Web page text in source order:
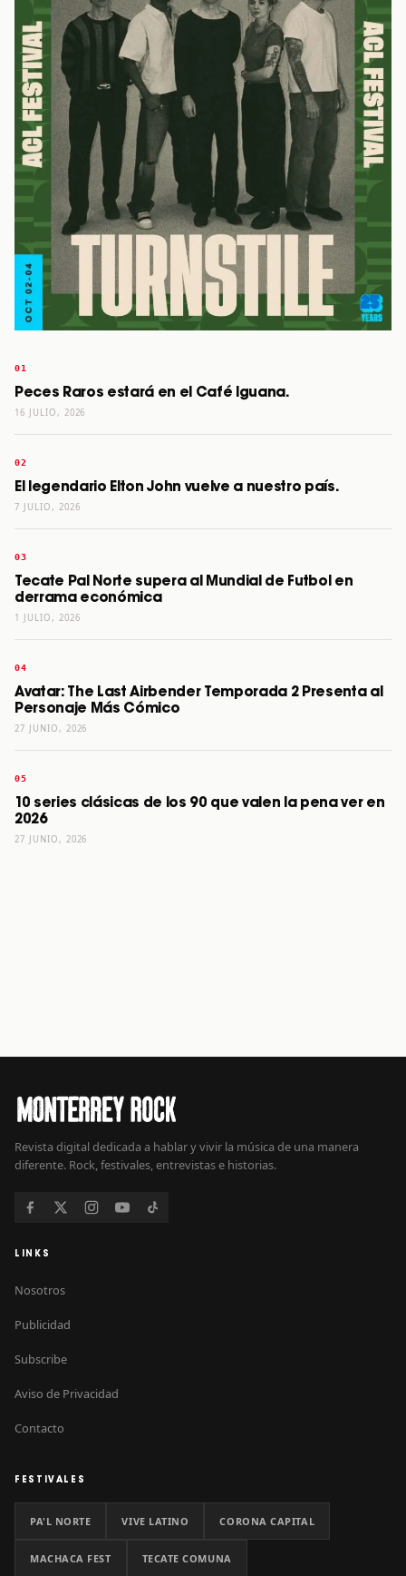
Peces Raros estará en el Café Iguana.
16 JULIO, 2026
El legendario Elton John vuelve a nuestro país.
7 JULIO, 2026
Tecate Pal Norte supera al Mundial de Futbol en
derrama económica
1 JULIO, 2026
Avatar: The Last Airbender Temporada 2 Presenta al
Personaje Más Cómico
27 JUNIO, 2026
10 series clásicas de los 90 que valen la pena ver en
2026
27 JUNIO, 2026
Revista digital dedicada a hablar y vivir la música de una manera
diferente. Rock, festivales, entrevistas e historias.
LINKS
Nosotros
Publicidad
Subscribe
Aviso de Privacidad
Contacto
FESTIVALES
PA'L NORTE VIVE LATINO CORONA CAPITAL
MACHACA FEST TECATE COMUNA